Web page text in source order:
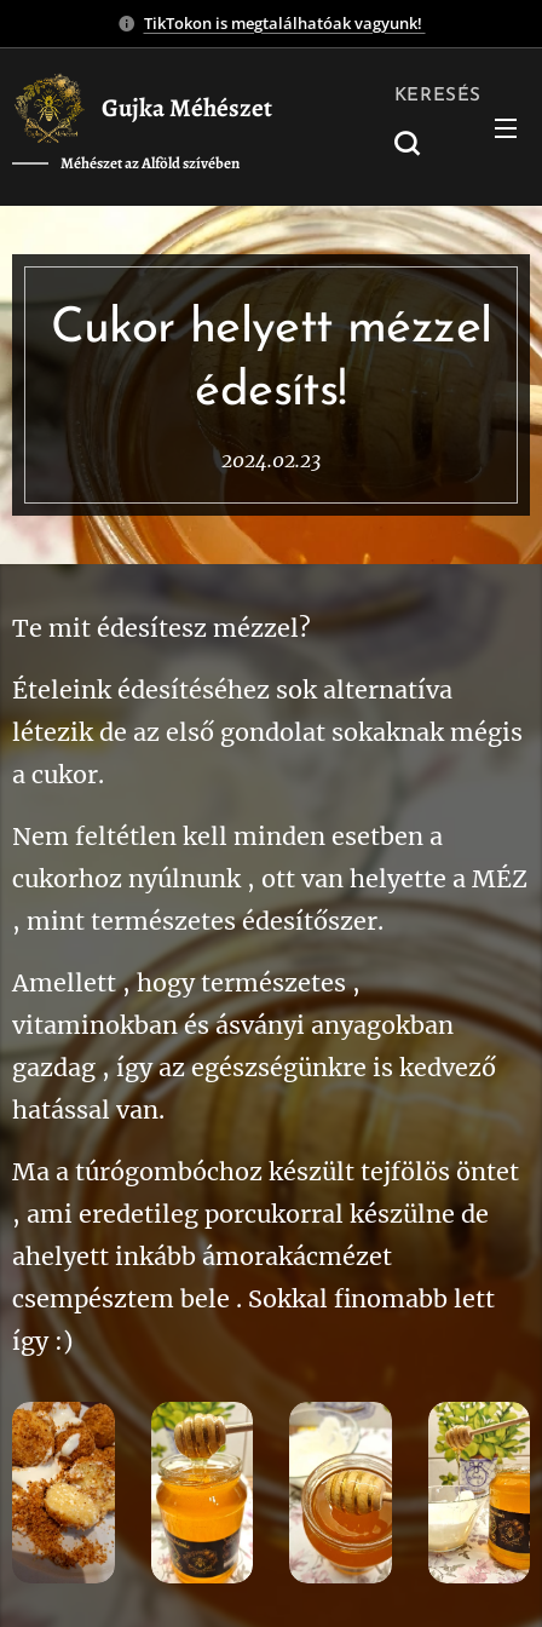
TikTokon is megtalálhatóak vagyunk!
Gujka Méhészet
Méhészet az Alföld szívében
KERESÉS
Cukor helyett mézzel
édesíts!
2024.02.23
Te mit édesítesz mézzel?
Ételeink édesítéséhez sok alternatíva
létezik de az első gondolat sokaknak mégis
a cukor.
Nem feltétlen kell minden esetben a
cukorhoz nyúlnunk , ott van helyette a MÉZ
, mint természetes édesítőszer.
Amellett , hogy természetes ,
vitaminokban és ásványi anyagokban
gazdag , így az egészségünkre is kedvező
hatással van.
Ma a túrógombóchoz készült tejfölös öntet
, ami eredetileg porcukorral készülne de
ahelyett inkább ámorakácmézet
csempésztem bele . Sokkal finomabb lett
így :)